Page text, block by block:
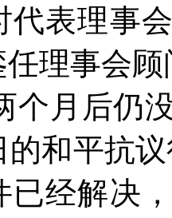
代表理事
理事会顾
个月后仍
的和平抗
已经解决